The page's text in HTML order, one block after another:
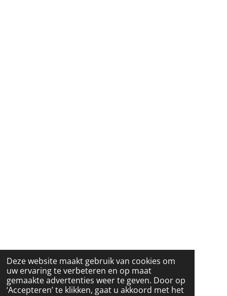
Deze website maakt gebruik van cookies om
uw ervaring te verbeteren en op maat
gemaakte advertenties weer te geven. Door op
‘Accepteren’ te klikken, gaat u akkoord met het